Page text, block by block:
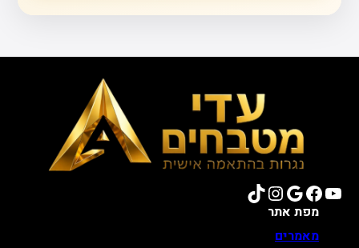
YouTube
Facebook
Google
Instagram
TikTok
מפת אתר
מאמרים